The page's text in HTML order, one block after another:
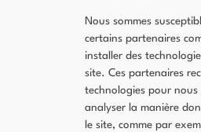
Nous sommes
certains partenaires
installer des
site. Ces partenaires
technologies pour nous
analyser la manière
le site, comme par